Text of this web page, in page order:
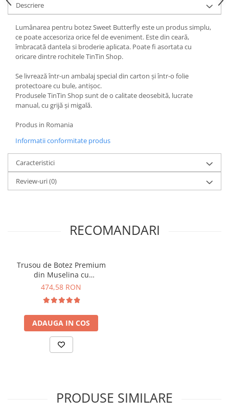
Descriere
Lumânarea pentru botez Sweet Butterfly este un produs simplu,
ce poate accesoriza orice fel de eveniment. Este din ceară,
îmbracată dantela si broderie aplicata. Poate fi asortata cu
oricare dintre rochitele TinTin Shop.
Se livrează într-un ambalaj special din carton și într-o folie
protectoare cu bule, antișoc.
Produsele TinTin Shop sunt de o calitate deosebită, lucrate
manual, cu grijă și migală.
Produs in Romania
Informatii conformitate produs
Caracteristici
Review-uri(0)
RECOMANDARI
Trusou de Botez Premium
din Muselina cu
Monograma, TinTin Shop
474,58 RON
ADAUGA IN COS
PRODUSE SIMILARE